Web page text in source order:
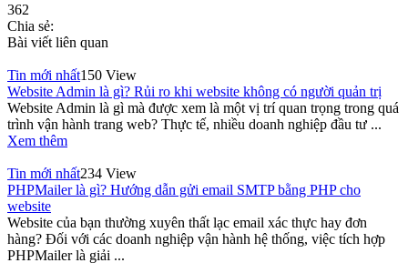
362
Chia sẻ:
Bài viết liên quan
Tin mới nhất150 View
Website Admin là gì? Rủi ro khi website không có người quản trị
Website Admin là gì mà được xem là một vị trí quan trọng trong quá
trình vận hành trang web? Thực tế, nhiều doanh nghiệp đầu tư ...
Xem thêm
Tin mới nhất234 View
PHPMailer là gì? Hướng dẫn gửi email SMTP bằng PHP cho
website
Website của bạn thường xuyên thất lạc email xác thực hay đơn
hàng? Đối với các doanh nghiệp vận hành hệ thống, việc tích hợp
PHPMailer là giải ...